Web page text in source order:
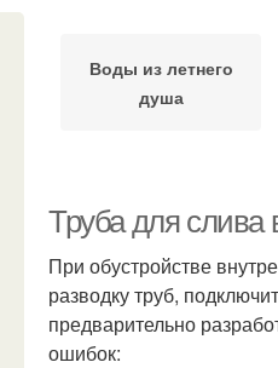
Воды из летнего
душа
Труба для слива
При обустройстве
разводку труб,
предварительно
ошибок: